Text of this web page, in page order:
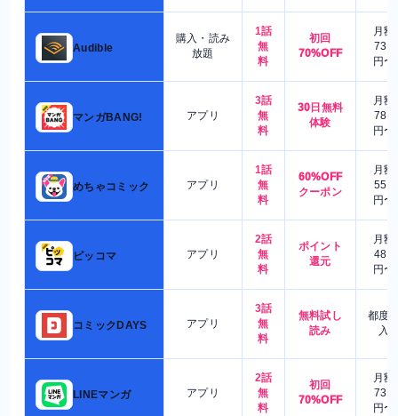
Audible
購入・読み
放題
1話
無
料
初回
70%OFF
月額
730
円〜
マンガBANG! アプリ
3話
無
料
30日無料
体験
月額
780
円〜
めちゃコミック アプリ
1話
無
料
60%OFF
クーポン
月額
550
円〜
ピッコマ アプリ
2話
無
料
ポイント
還元
月額
480
円〜
コミックDAYS アプリ
3話
無
料
無料試し
読み
都度
入
LINEマンガ アプリ
2話
無
料
初回
70%OFF
月額
730
円〜